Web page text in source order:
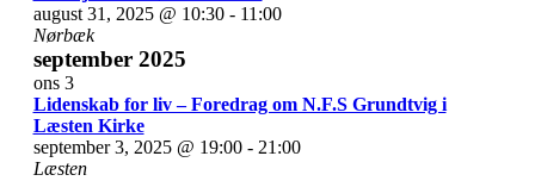
august 31, 2025 @ 10:30- 11:00
Nørbæk
september 2025
ons 3
Lidenskab for liv – Foredrag om N.F.S Grundtvig i
Læsten Kirke
september 3, 2025 @ 19:00- 21:00
Læsten